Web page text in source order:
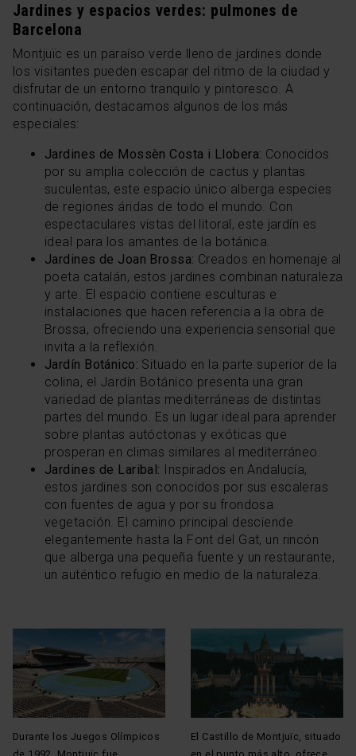
Jardines y espacios verdes: pulmones de
Barcelona
Montjuïc es un paraíso verde lleno de jardines donde
los visitantes pueden escapar del ritmo de la ciudad y
disfrutar de un entorno tranquilo y pintoresco. A
continuación, destacamos algunos de los más
especiales:
Jardines de Mossèn Costa i Llobera: Conocidos
por su amplia colección de cactus y plantas
suculentas, este espacio único alberga especies
de regiones áridas de todo el mundo. Con
espectaculares vistas del litoral, este jardín es
ideal para los amantes de la botánica.
Jardines de Joan Brossa: Creados en homenaje al
poeta catalán, estos jardines combinan naturaleza
y arte. El espacio contiene esculturas e
instalaciones que hacen referencia a la obra de
Brossa, ofreciendo una experiencia sensorial que
invita a la reflexión.
Jardín Botánico: Situado en la parte superior de la
colina, el Jardín Botánico presenta una gran
variedad de plantas mediterráneas de distintas
partes del mundo. Es un lugar ideal para aprender
sobre plantas autóctonas y exóticas que
prosperan en climas similares al mediterráneo.
Jardines de Laribal: Inspirados en Andalucía,
estos jardines son conocidos por sus escaleras
con fuentes de agua y por su frondosa
vegetación. El camino principal desciende
elegantemente hasta la Font del Gat, un rincón
que alberga una pequeña fuente y un restaurante,
un auténtico refugio en medio de la naturaleza.
Durante los Juegos Olímpicos
El Castillo de Montjuïc, situado